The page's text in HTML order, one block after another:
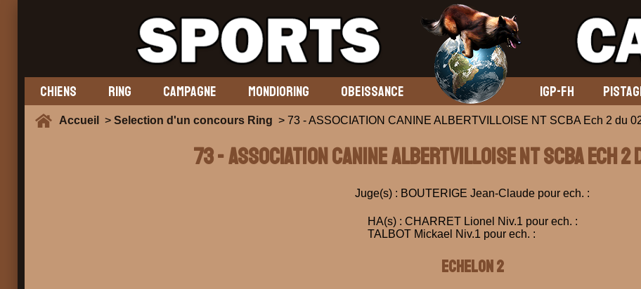
CHIENS RING CAMPAGNE MONDIORING OBEISSANCE IGP-FH
Accueil > Selection d'un concours Ring > 73 - ASSOCIATION CANINE ALBERTVILLOISE NT SCBA Ech 2 du
73 - ASSOCIATION CANINE ALBERTVILLOISE NT SCBA
Juge(s) : BOUTERIGE Jean-Claude pour ech. :
HA(s) : CHARRET Lionel Niv.1 pour ech. :
TALBOT Mickael Niv.1 pour ech. :
ECHELON 2